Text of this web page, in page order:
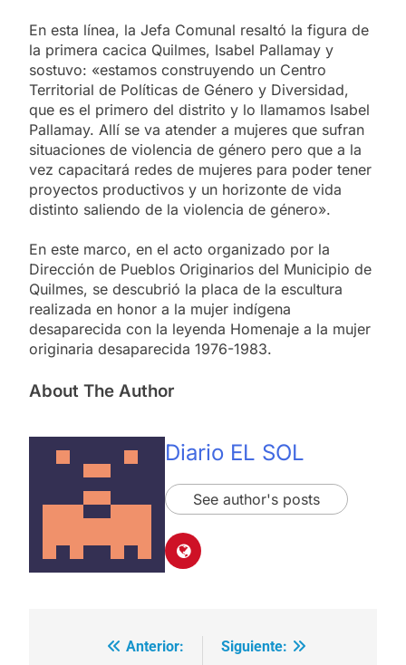
En esta línea, la Jefa Comunal resaltó la figura de
la primera cacica Quilmes, Isabel Pallamay y
sostuvo: «estamos construyendo un Centro
Territorial de Políticas de Género y Diversidad,
que es el primero del distrito y lo llamamos Isabel
Pallamay. Allí se va atender a mujeres que sufran
situaciones de violencia de género pero que a la
vez capacitará redes de mujeres para poder tener
proyectos productivos y un horizonte de vida
distinto saliendo de la violencia de género».
En este marco, en el acto organizado por la
Dirección de Pueblos Originarios del Municipio de
Quilmes, se descubrió la placa de la escultura
realizada en honor a la mujer indígena
desaparecida con la leyenda Homenaje a la mujer
originaria desaparecida 1976-1983.
About The Author
Diario EL SOL
See author's posts
Navegación
Anterior:
Siguiente: